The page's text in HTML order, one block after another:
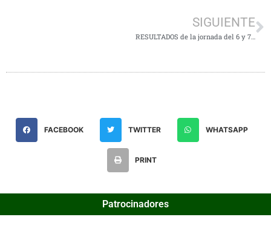
SIGUIENTE
RESULTADOS de la jornada del 6 y 7 de Octubre
FACEBOOK TWITTER WHATSAPP
PRINT
Patrocinadores